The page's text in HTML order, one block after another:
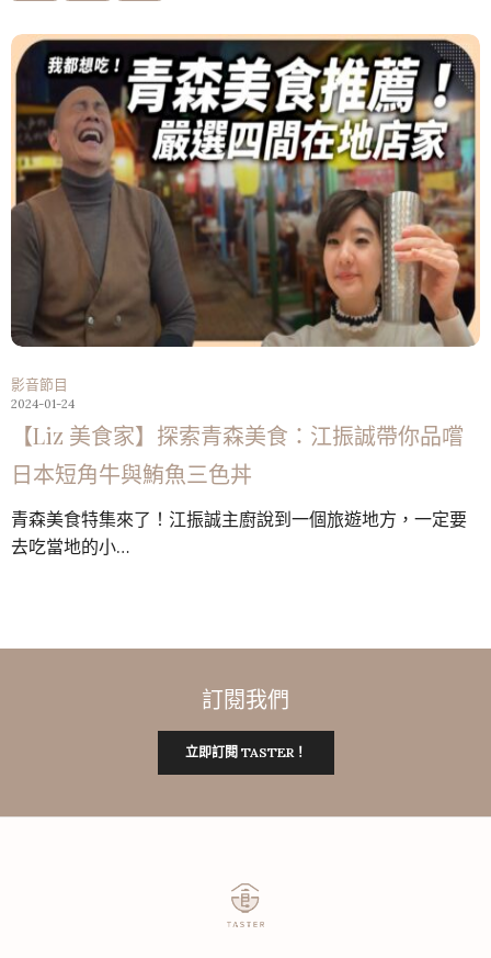
影音節目
2024-01-24
【Liz 美食家】探索青森美食：江振誠帶你品嚐
日本短角牛與鮪魚三色丼
青森美食特集來了！江振誠主廚說到一個旅遊地方，一定要
去吃當地的小…
訂閱我們
立即訂閱 TASTER！